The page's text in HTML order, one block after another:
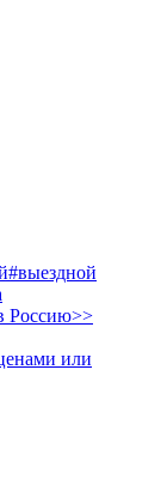
#выездной
Россию>>
или